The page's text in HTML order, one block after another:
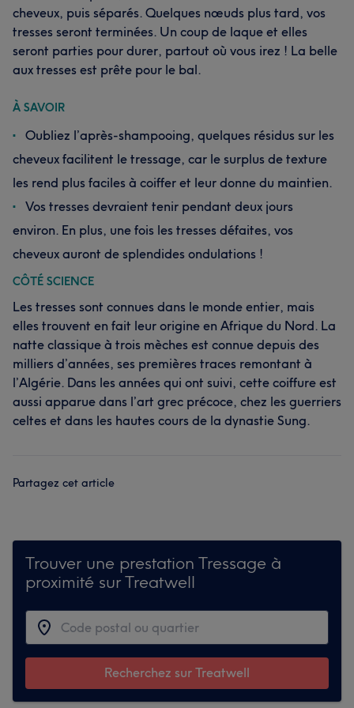
cheveux, puis séparés. Quelques nœuds plus tard, vos
tresses seront terminées. Un coup de laque et elles
seront parties pour durer, partout où vous irez ! La belle
aux tresses est prête pour le bal.
À SAVOIR
Oubliez l’après-shampooing, quelques résidus sur les
cheveux facilitent le tressage, car le surplus de texture
les rend plus faciles à coiffer et leur donne du maintien.
Vos tresses devraient tenir pendant deux jours
environ. En plus, une fois les tresses défaites, vos
cheveux auront de splendides ondulations !
CÔTÉ SCIENCE
Les tresses sont connues dans le monde entier, mais
elles trouvent en fait leur origine en Afrique du Nord. La
natte classique à trois mèches est connue depuis des
milliers d’années, ses premières traces remontant à
l’Algérie. Dans les années qui ont suivi, cette coiffure est
aussi apparue dans l’art grec précoce, chez les guerriers
celtes et dans les hautes cours de la dynastie Sung.
Partagez cet article
Trouver une prestation Tressage à
proximité sur Treatwell
Recherchez sur Treatwell